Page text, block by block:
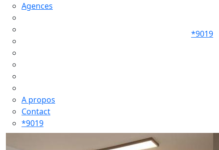
Agences
A propos
Contact
*9019
*9019